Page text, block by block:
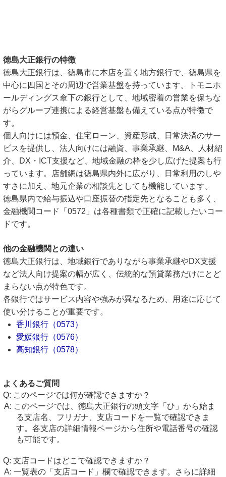
徳島大正銀行の特徴
徳島大正銀行は、徳島市に本店を置く地方銀行で、徳島県を
中心に四国とその周辺で営業基盤を持っています。トモニホ
ールディングス傘下の銀行として、地域密着の営業を保ちな
がらグループ連携による経営基盤も備えている点が特徴で
す。
個人向けには預金、住宅ローン、資産形成、日常決済のサー
ビスを提供し、法人向けには融資、事業承継、M&A、人材紹
介、DX・ICT支援など、地域金融の枠を少し広げた提案も行
っています。店舗網は徳島県内外に広がり、日常利用のしや
すさに加え、地元企業の相談先としても機能しています。
徳島県内で給与振込や口座振替の指定先となることも多く、
金融機関コード「0572」は各種書類で正確に記載したいコー
ドです。
他の金融機関との違い
徳島大正銀行は、地域銀行でありながら事業承継やDX支援
など法人向け提案の幅が広く、伝統的な預貸業務だけにとど
まらない点が特色です。
各銀行ではサービス内容や強みが異なるため、用途に応じて
使い分けることが重要です。
香川銀行（0573）
愛媛銀行（0576）
高知銀行（0578）
よくあるご質問
このページでは何が確認できますか？
このページでは、徳島大正銀行の頭文字「ひ」から始ま
る支店名、フリガナ、支店コードを一覧で確認できま
す。各支店の詳細情報ページから住所や電話番号の確認
も可能です。
支店コードはどこで確認できますか？
一覧表の「支店コード」欄で確認できます。さらに詳細